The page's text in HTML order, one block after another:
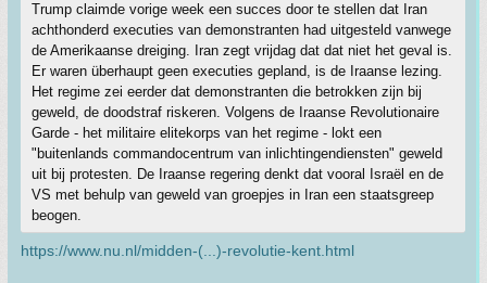
Trump claimde vorige week een succes door te stellen dat Iran
achthonderd executies van demonstranten had uitgesteld vanwege
de Amerikaanse dreiging. Iran zegt vrijdag dat dat niet het geval is.
Er waren überhaupt geen executies gepland, is de Iraanse lezing.
Het regime zei eerder dat demonstranten die betrokken zijn bij
geweld, de doodstraf riskeren. Volgens de Iraanse Revolutionaire
Garde - het militaire elitekorps van het regime - lokt een
"buitenlands commandocentrum van inlichtingendiensten" geweld
uit bij protesten. De Iraanse regering denkt dat vooral Israël en de
VS met behulp van geweld van groepjes in Iran een staatsgreep
beogen.
https://www.nu.nl/midden-(...)-revolutie-kent.html